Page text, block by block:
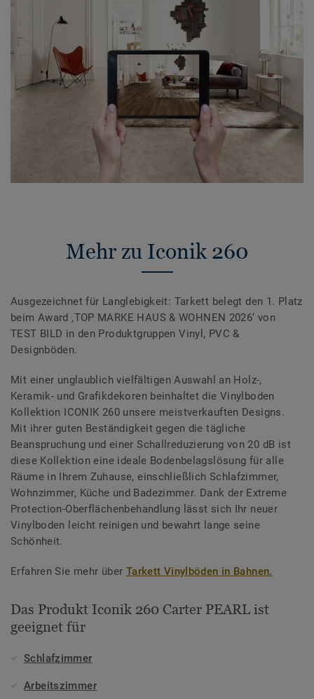
Mehr zu Iconik 260
Ausgezeichnet für Langlebigkeit: Tarkett belegt den 1. Platz
beim Award ‚TOP MARKE HAUS & WOHNEN 2026‘ von
TEST BILD in den Produktgruppen Vinyl, PVC &
Designböden.
Mit einer unglaublich vielfältigen Auswahl an Holz-,
Keramik- und Grafikdekoren beinhaltet die Vinylboden
Kollektion ICONIK 260 unsere meistverkauften Designs.
Mit ihrer guten Beständigkeit gegen die tägliche
Beanspruchung und einer Schallreduzierung von 20 dB ist
diese Kollektion eine ideale Bodenbelagslösung für alle
Räume in Ihrem Zuhause, einschließlich Schlafzimmer,
Wohnzimmer, Küche und Badezimmer. Dank der Extreme
Protection-Oberflächenbehandlung lässt sich Ihr neuer
Vinylboden leicht reinigen und bewahrt lange seine
Schönheit.
Erfahren Sie mehr über Tarkett Vinylböden in Bahnen.
Das Produkt Iconik 260 Carter PEARL ist
geeignet für
Schlafzimmer
Arbeitszimmer